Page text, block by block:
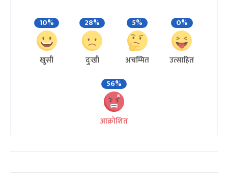
10%
खुसी
28%
दुःखी
5%
अचम्मित
0%
उत्साहित
56%
आक्रोशित